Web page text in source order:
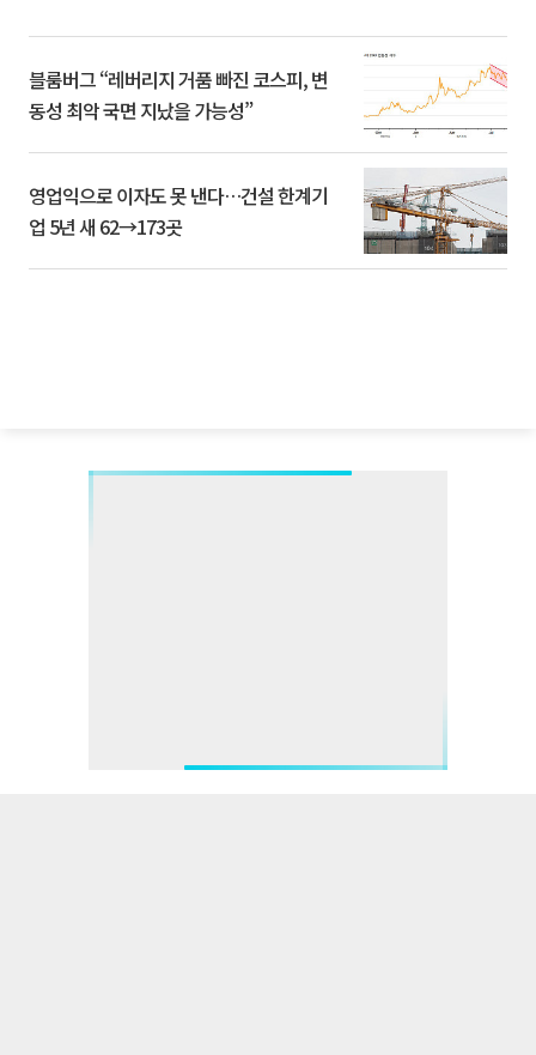
블룸버그 “레버리지 거품 빠진 코스피, 변
동성 최악 국면 지났을 가능성”
영업익으로 이자도 못 낸다…건설 한계기
업 5년 새 62→173곳